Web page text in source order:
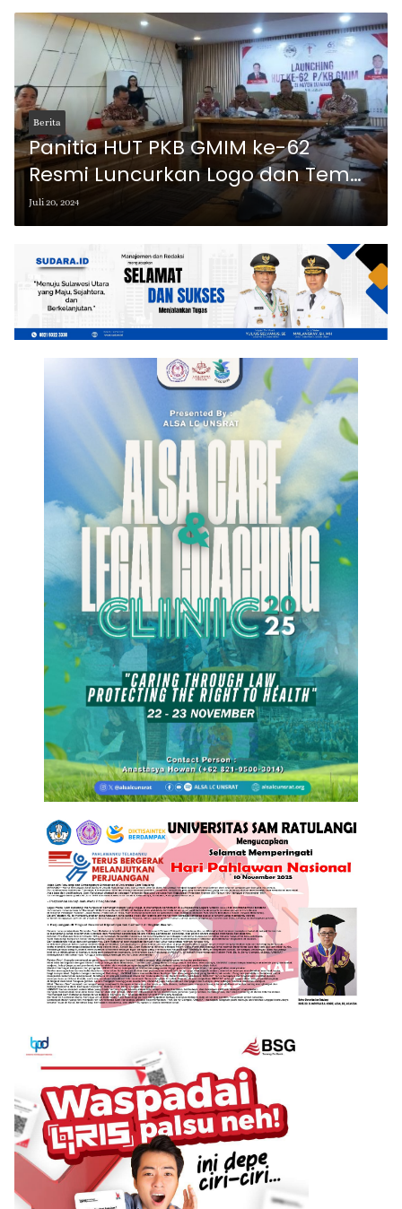
Berita
Panitia HUT PKB GMIM ke-62
Resmi Luncurkan Logo dan Tema
“Goodness of God”
Juli 20, 2024